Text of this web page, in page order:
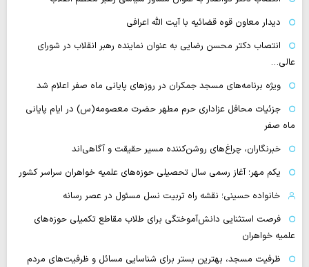
دیدار معاون قوه قضائیه با آیت الله اعرافی
انتصاب دکتر محسن رضایی به عنوان نماینده رهبر انقلاب در شورای
عالی…
‌ویژه برنامه‌های مسجد جمکران در روزهای پایانی ماه صفر اعلام شد
جزئیات محافل عزاداری حرم مطهر حضرت معصومه(س) در ایام پایانی
ماه صفر
خبرنگاران، چراغ‌های روشن‌کننده مسیر حقیقت و آگاهی‌اند
یکم مهر؛ آغاز رسمی سال تحصیلی حوزه‌های علمیه خواهران سراسر کشور
خانواده حسینی؛ نقشه راه تربیت نسل مسئول در عصر رسانه
فرصت استثنایی دانش‌آموختگی برای طلاب مقاطع تکمیلی حوزه‌های
علمیه خواهران
ظرفیت مسجد، بهترین بستر برای شناسایی مسائل و ظرفیت‌های مردم